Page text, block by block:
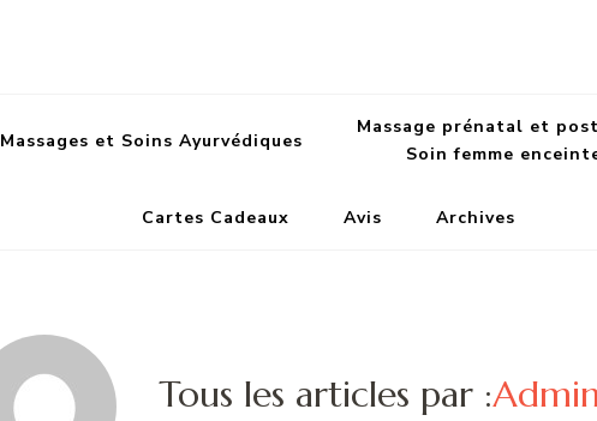
Massages et Soins Ayurvédiques
Massage prénatal et
Soin femme
Cartes Cadeaux Avis Archives
Tous les articles par :